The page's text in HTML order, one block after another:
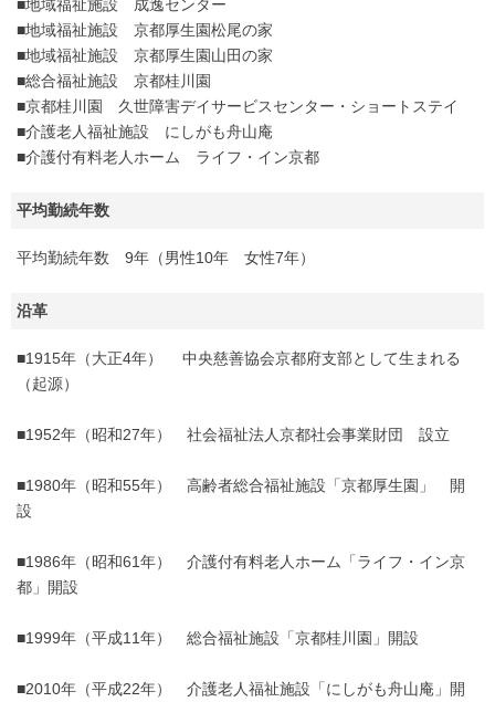
■地域福祉施設 成逸センター
■地域福祉施設 京都厚生園松尾の家
■地域福祉施設 京都厚生園山田の家
■総合福祉施設 京都桂川園
■京都桂川園 久世障害デイサービスセンター・ショートステイ
■介護老人福祉施設 にしがも舟山庵
■介護付有料老人ホーム ライフ・イン京都
平均勤続年数
平均勤続年数 9年（男性10年 女性7年）
沿革
■1915年（大正4年） 中央慈善協会京都府支部として生まれる
（起源）
■1952年（昭和27年） 社会福祉法人京都社会事業財団 設立
■1980年（昭和55年） 高齢者総合福祉施設「京都厚生園」 開
設
■1986年（昭和61年） 介護付有料老人ホーム「ライフ・イン京
都」開設
■1999年（平成11年） 総合福祉施設「京都桂川園」開設
■2010年（平成22年） 介護老人福祉施設「にしがも舟山庵」開